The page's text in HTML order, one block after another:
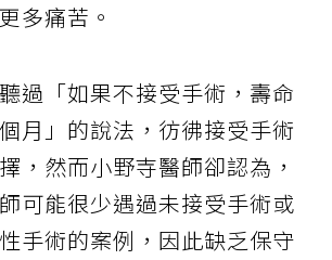
多痛苦。
過「如果不接受手術，壽命
月」的說法，彷彿接受手術
，然而小野寺醫師卻認為，
可能很少遇過未接受手術或
手術的案例，因此缺乏保守